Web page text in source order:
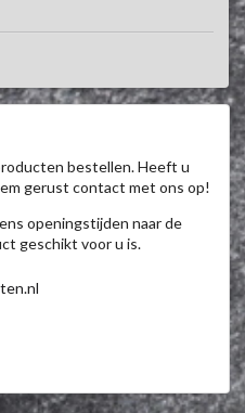
bestellen. Heeft u
gerust contact met ons op!
openingstijden naar de
geschikt voor u is.